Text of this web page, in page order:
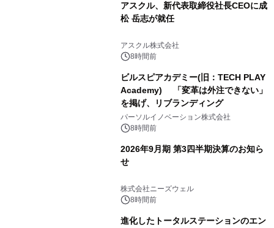
アスクル、新代表取締役社長CEOに成
松 岳志が就任
アスクル株式会社
8時間前
ビルスピアカデミー(旧：TECH PLAY
Academy) 「変革は外注できない」
を掲げ、リブランディング
パーソルイノベーション株式会社
8時間前
2026年9月期 第3四半期決算のお知ら
せ
株式会社ニーズウェル
8時間前
進化したトータルステーションのエン